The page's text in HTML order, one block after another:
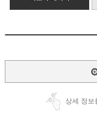
상세 정보